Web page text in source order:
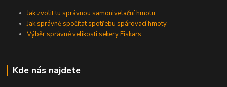
Jak zvolit tu správnou samonivelační hmotu
Jak správně spočítat spotřebu spárovací hmoty
Výběr správné velikosti sekery Fiskars
Kde nás najdete